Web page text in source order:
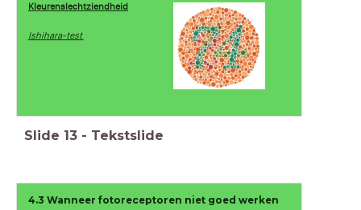
Kleurenslechtziendheid
Ishihara-test
Slide 13 - Tekstslide
4.3 Wanneer fotoreceptoren niet goed werken